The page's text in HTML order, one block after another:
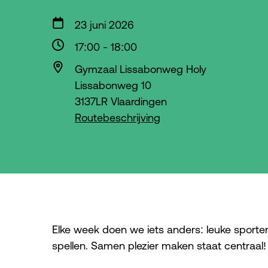
23 juni 2026
17:00- 18:00
Gymzaal Lissabonweg Holy
Lissabonweg 10
3137LR Vlaardingen
Routebeschrijving
Elke week doen we iets anders: leuke
spellen. Samen plezier maken staat centraal!